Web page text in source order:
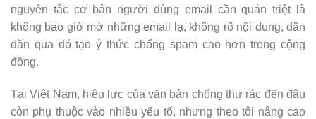
nguyên tắc cơ bản người dùng email cần quán triệt là
không bao giờ mở những email lạ, không rõ nội dung, dần
dần qua đó tạo ý thức chống spam cao hơn trong cộng
đồng.
Tại Việt Nam, hiệu lực của văn bản chống thư rác đến đâu
còn phụ thuộc vào nhiều yếu tố, nhưng theo tôi nâng cao